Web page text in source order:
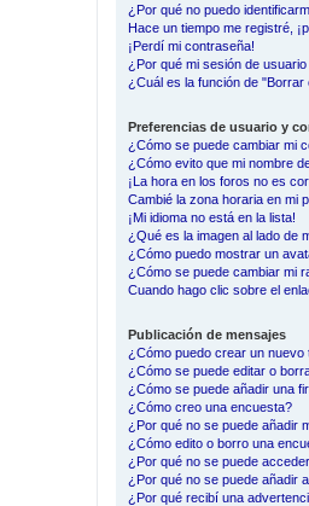
¿Por qué no puedo
Hace un tiempo me registré,
¡Perdí mi contraseña!
¿Por qué mi sesión de
¿Cuál es la función de "Borrar
Preferencias de usuario y
¿Cómo se puede cambiar mi
¿Cómo evito que mi nombre
¡La hora en los foros no es
Cambié la zona horaria en mi
¡Mi idioma no está en la lista!
¿Qué es la imagen al lado de
¿Cómo puedo mostrar un
¿Cómo se puede cambiar mi
Cuando hago clic sobre el
Publicación de mensajes
¿Cómo puedo crear un
¿Cómo se puede editar o
¿Cómo se puede añadir una
¿Cómo creo una encuesta?
¿Por qué no se puede añadir
¿Cómo edito o borro una
¿Por qué no se puede
¿Por qué no se puede añadir
¿Por qué recibí una